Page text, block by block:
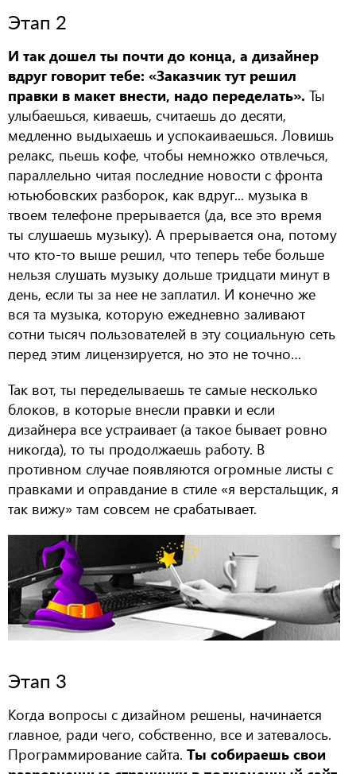
Этап 2
И так дошел ты почти до конца, а дизайнер
вдруг говорит тебе: «Заказчик тут решил
правки в макет внести, надо переделать». Ты
улыбаешься, киваешь, считаешь до десяти,
медленно выдыхаешь и успокаиваешься. Ловишь
релакс, пьешь кофе, чтобы немножко отвлечься,
параллельно читая последние новости с фронта
ютьюбовских разборок, как вдруг... музыка в
твоем телефоне прерывается (да, все это время
ты слушаешь музыку). А прерывается она, потому
что кто-то выше решил, что теперь тебе больше
нельзя слушать музыку дольше тридцати минут в
день, если ты за нее не заплатил. И конечно же
вся та музыка, которую ежедневно заливают
сотни тысяч пользователей в эту социальную сеть
перед этим лицензируется, но это не точно…
Так вот, ты переделываешь те самые несколько
блоков, в которые внесли правки и если
дизайнера все устраивает (а такое бывает ровно
никогда), то ты продолжаешь работу. В
противном случае появляются огромные листы с
правками и оправдание в стиле «я верстальщик, я
так вижу» там совсем не срабатывает.
Этап 3
Когда вопросы с дизайном решены, начинается
главное, ради чего, собственно, все и затевалось.
Программирование сайта. Ты собираешь свои